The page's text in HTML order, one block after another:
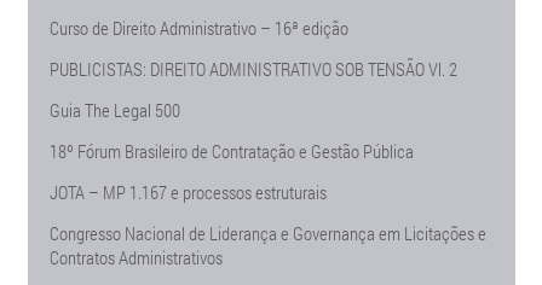
Curso de Direito Administrativo – 16ª edição
PUBLICISTAS: DIREITO ADMINISTRATIVO SOB TENSÃO Vl. 2
Guia The Legal 500
18º Fórum Brasileiro de Contratação e Gestão Pública
JOTA – MP 1.167 e processos estruturais
Congresso Nacional de Liderança e Governança em Licitações e
Contratos Administrativos